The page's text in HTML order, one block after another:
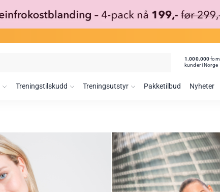
1.000.000
kunder i Norge
Treningstilskudd Treningsutstyr Pakketilbud Nyheter